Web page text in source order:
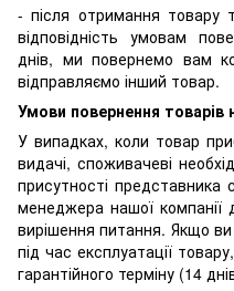
- після отримання товару
відповідність умовам
днів, ми повернемо вам
відправляємо інший товар.
Умови повернення товарів
У випадках, коли товар
видачі, споживачеві
присутності
менеджера нашої компанії
вирішення питання. Якщо
під час експлуатації
гарантійного терміну (14